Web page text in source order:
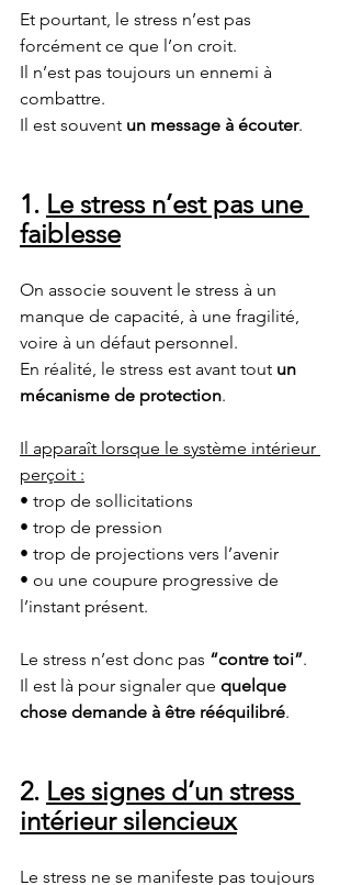
Et pourtant, le stress n’est pas
forcément ce que l’on croit.
Il n’est pas toujours un ennemi à
combattre.
Il est souvent un message à écouter.
1. Le stress n’est pas une
faiblesse
On associe souvent le stress à un
manque de capacité, à une fragilité,
voire à un défaut personnel.
En réalité, le stress est avant tout un
mécanisme de protection.
Il apparaît lorsque le système intérieur
perçoit :
• trop de sollicitations
• trop de pression
• trop de projections vers l’avenir
• ou une coupure progressive de
l’instant présent.
Le stress n’est donc pas “contre toi”.
Il est là pour signaler que quelque
chose demande à être rééquilibré.
2. Les signes d’un stress
intérieur silencieux
Le stress ne se manifeste pas toujours